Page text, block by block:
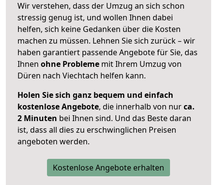
Wir verstehen, dass der Umzug an sich schon
stressig genug ist, und wollen Ihnen dabei
helfen, sich keine Gedanken über die Kosten
machen zu müssen. Lehnen Sie sich zurück – wir
haben garantiert passende Angebote für Sie, das
Ihnen ohne Probleme mit Ihrem Umzug von
Düren nach Viechtach helfen kann.
Holen Sie sich ganz bequem und einfach
kostenlose Angebote, die innerhalb von nurca.
2 Minuten bei Ihnen sind. Und das Beste daran
ist, dass all dies zu erschwinglichen Preisen
angeboten werden.
Kostenlose Angebote erhalten